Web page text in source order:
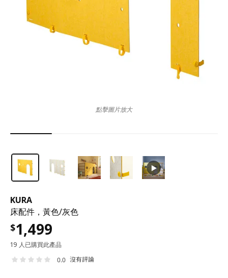
KURA
床配件，黃色/灰色
$1,499
19 人已購買此產品
0.0 沒有評論
點擊圖片放大